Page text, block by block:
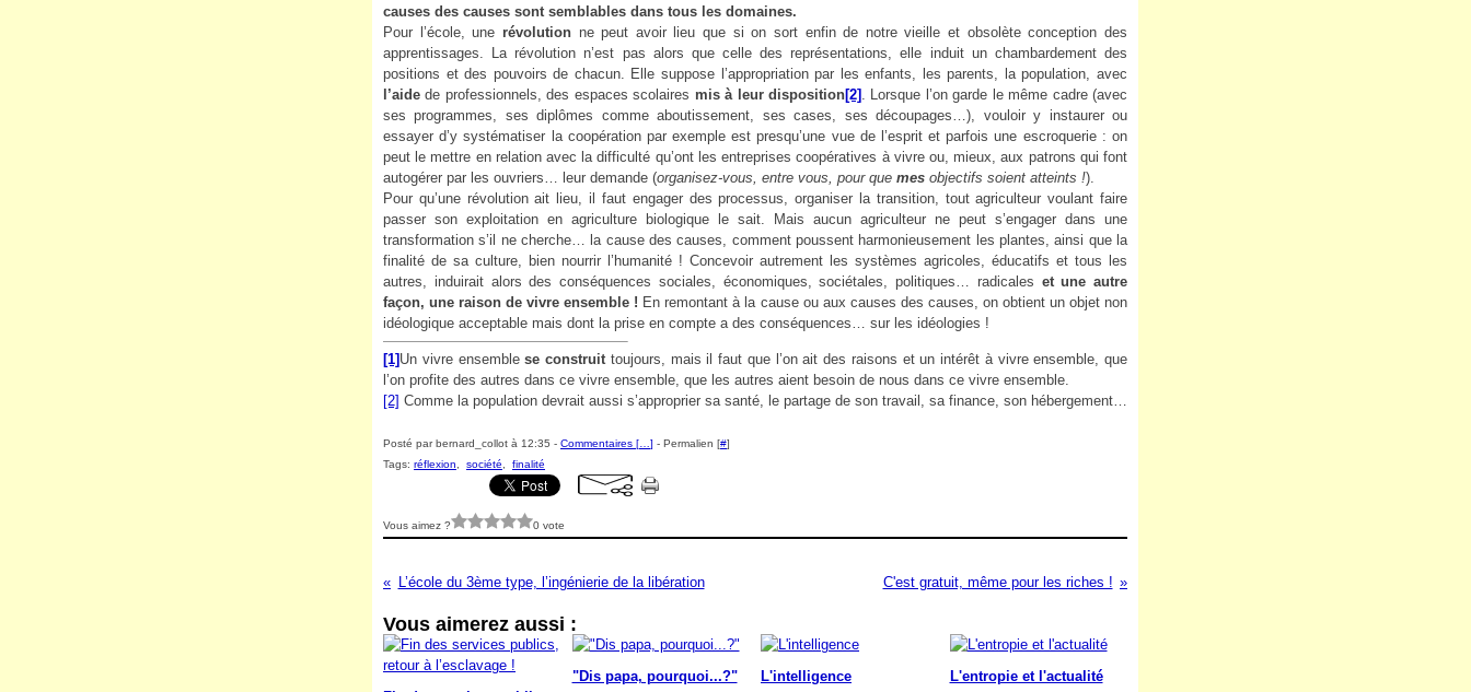
causes des causes sont semblables dans tous les domaines.
Pour l’école, une révolutionne peut avoir lieu que si on sort enfin de notre vieille et obsolète conception des
apprentissages. La révolution n’est pas alors que celle des représentations, elle induit un chambardement des
positions et des pouvoirs de chacun. Elle suppose l’appropriation par les enfants, les parents, la population, avec
l’aide de professionnels, des espaces scolaires mis à leur disposition[2] . Lorsque l’on garde le même cadre (avec
ses programmes, ses diplômes comme aboutissement, ses cases, ses découpages…), vouloir y instaurer ou
essayer d’y systématiser la coopération par exemple est presqu’une vue de l’esprit et parfois une escroquerie : on
peut le mettre en relation avec la difficulté qu’ont les entreprises coopératives à vivre ou, mieux, aux patrons qui font
autogérer par les ouvriers… leur demande (organisez-vous, entre vous, pour que mes objectifs soient atteints !).
Pour qu’une révolution ait lieu, il faut engager des processus, organiser la transition, tout agriculteur voulant faire
passer son exploitation en agriculture biologique le sait. Mais aucun agriculteur ne peut s’engager dans une
transformation s’il ne cherche… la cause des causes, comment poussent harmonieusement les plantes, ainsi que la
finalité de sa culture, bien nourrir l’humanité ! Concevoir autrement les systèmes agricoles, éducatifs et tous les
autres, induirait alors des conséquences sociales, économiques, sociétales, politiques… radicales et une autre
façon, une raison de vivre ensemble ! En remontant à la cause ou aux causes des causes, on obtient un objet non
idéologique acceptable mais dont la prise en compte a des conséquences… sur les idéologies !
[1] Un vivre ensemblese construittoujours, mais il faut que l’on ait des raisons et un intérêt à vivre ensemble, que
l’on profite des autres dans ce vivre ensemble, que les autres aient besoin de nous dans ce vivre ensemble.
[2] Comme la population devrait aussi s’approprier sa santé, le partage de son travail, sa finance, son hébergement…
Posté par bernard_collot à 12:35 - Commentaires [ ] - Permalien [#]
Tags: réflexion société finalité
Vous aimez ? 0 vote
L’école du 3ème type, l’ingénierie de la libération C'est gratuit, même pour les riches !
Vous aimerez aussi :
"Dis papa, pourquoi...?" L'intelligence L'entropie et l'actualité